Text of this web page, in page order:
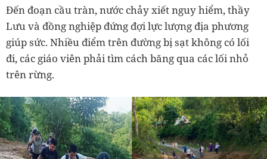
Đến đoạn cầu tràn, nước chảy xiết nguy hiểm, thầy
Lưu và đồng nghiệp đứng đợi lực lượng địa phương
giúp sức. Nhiều điểm trên đường bị sạt không có lối
đi, các giáo viên phải tìm cách băng qua các lối nhỏ
trên rừng.